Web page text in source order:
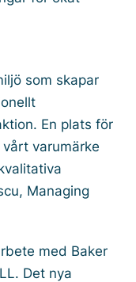
som skapar
En plats för
varumärke
Managing
med Baker
Det nya